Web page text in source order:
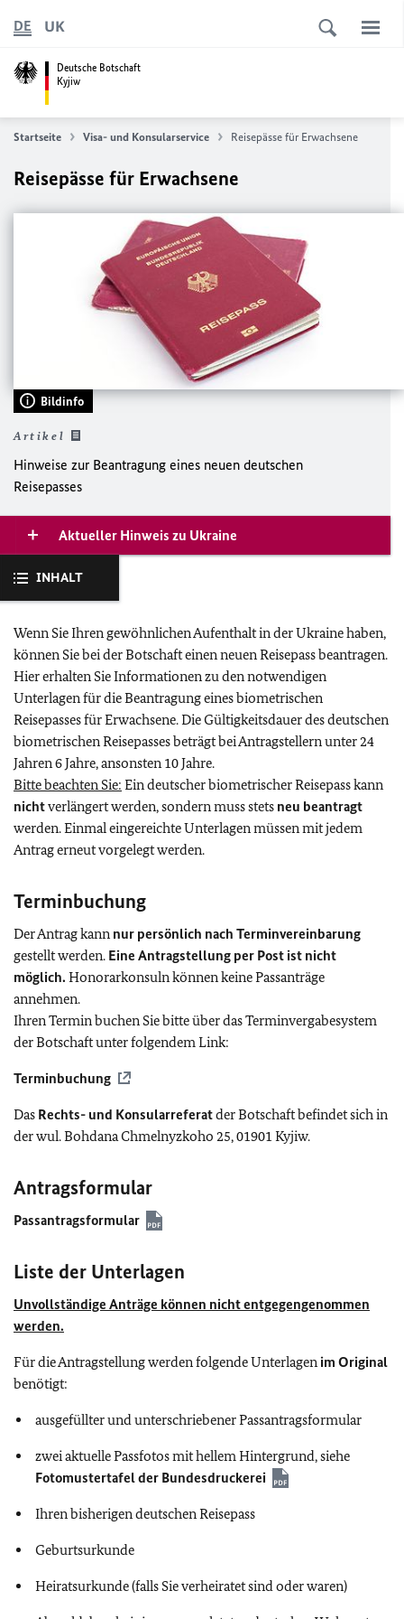
Deutsche Botschaft
Kyjiw
DE UK
Startseite Visa- und Konsularservice Reisepässe für Erwachsene
Reisepässe für Erwachsene
Bildinfo
Artikel
Hinweise zur Beantragung eines neuen deutschen
Reisepasses
Aktueller Hinweis zu Ukraine
INHALT
Wenn Sie Ihren gewöhnlichen Aufenthalt in der Ukraine haben,
können Sie bei der Botschaft einen neuen Reisepass beantragen.
Hier erhalten Sie Informationen zu den notwendigen
Unterlagen für die Beantragung eines biometrischen
Reisepasses für Erwachsene. Die Gültigkeitsdauer des deutschen
biometrischen Reisepasses beträgt bei Antragstellern unter 24
Jahren 6 Jahre, ansonsten 10 Jahre.
Bitte beachten Sie: Ein deutscher biometrischer Reisepass kann
nichtverlängert werden, sondern muss stets neu beantragt
werden. Einmal eingereichte Unterlagen müssen mit jedem
Antrag erneut vorgelegt werden.
Terminbuchung
Der Antrag kann nur persönlich nach Terminvereinbarung
gestellt werden. Eine Antragstellung per Post ist nicht
möglich. Honorarkonsuln können keine Passanträge
annehmen.
Ihren Termin buchen Sie bitte über das Terminvergabesystem
der Botschaft unter folgendem Link:
Terminbuchung
Das Rechts- und Konsularreferatder Botschaft befindet sich in
der wul. Bohdana Chmelnyzkoho 25, 01901 Kyjiw.
Antragsformular
Passantragsformular
Liste der Unterlagen
Unvollständige Anträge können nicht entgegengenommen
werden.
Für die Antragstellung werden folgende Unterlagen im Original
benötigt:
ausgefüllter und unterschriebener Passantragsformular
zwei aktuelle Passfotos mit hellem Hintergrund, siehe
Fotomustertafel der Bundesdruckerei
Ihren bisherigen deutschen Reisepass
Geburtsurkunde
Heiratsurkunde (falls Sie verheiratet sind oder waren)